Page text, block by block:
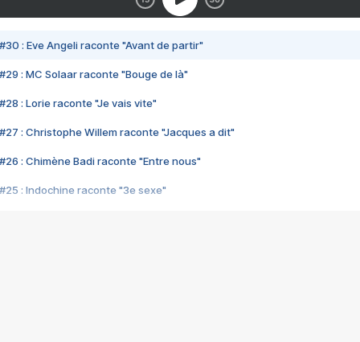
#30 : Eve Angeli raconte "Avant de partir"
#29 : MC Solaar raconte "Bouge de là"
#28 : Lorie raconte "Je vais vite"
#27 : Christophe Willem raconte "Jacques a dit"
#26 : Chimène Badi raconte "Entre nous"
#25 : Indochine raconte "3e sexe"